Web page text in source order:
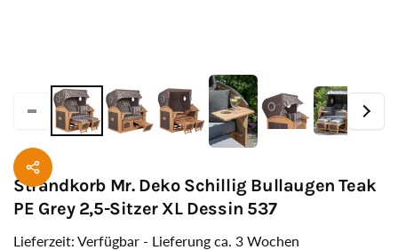
Strandkorb Mr. Deko Schillig Bullaugen Teak
PE Grey 2,5-Sitzer XL Dessin 537
Lieferzeit: Verfügbar - Lieferung ca. 3 Wochen